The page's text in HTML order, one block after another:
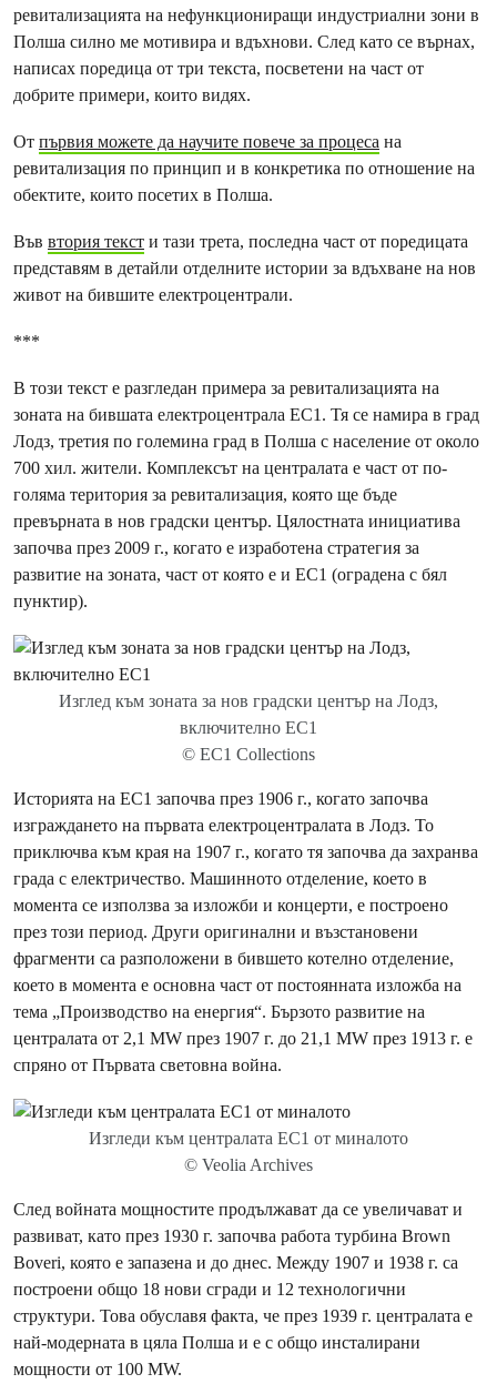
ревитализацията на нефункциониращи индустриални зони в
Полша силно ме мотивира и вдъхнови. След като се върнах,
написах поредица от три текста, посветени на част от
добрите примери, които видях.
От първия можете да научите повече за процеса на
ревитализация по принцип и в конкретика по отношение на
обектите, които посетих в Полша.
Във втория текст и тази трета, последна част от поредицата
представям в детайли отделните истории за вдъхване на нов
живот на бившите електроцентрали.
***
В този текст е разгледан примера за ревитализацията на
зоната на бившата електроцентрала ЕС1. Тя се намира в град
Лодз, третия по големина град в Полша с население от около
700 хил. жители. Комплексът на централата е част от по-
голяма територия за ревитализация, която ще бъде
превърната в нов градски център. Цялостната инициатива
започва през 2009 г., когато е изработена стратегия за
развитие на зоната, част от която е и EC1 (оградена с бял
пунктир).
Изглед към зоната за нов градски център на Лодз,
включително EC1
© EC1 Collections
Историята на EC1 започва през 1906 г., когато започва
изграждането на първата електроцентралата в Лодз. То
приключва към края на 1907 г., когато тя започва да захранва
града с електричество. Машинното отделение, което в
момента се използва за изложби и концерти, е построено
през този период. Други оригинални и възстановени
фрагменти са разположени в бившето котелно отделение,
което в момента е основна част от постоянната изложба на
тема „Производство на енергия“. Бързото развитие на
централата от 2,1 MW през 1907 г. до 21,1 MW през 1913 г. е
спряно от Първата световна война.
Изгледи към централата EC1 от миналото
© Veolia Archives
След войната мощностите продължават да се увеличават и
развиват, като през 1930 г. започва работа турбина Brown
Boveri, която е запазена и до днес. Между 1907 и 1938 г. са
построени общо 18 нови сгради и 12 технологични
структури. Това обуславя факта, че през 1939 г. централата е
най-модерната в цяла Полша и е с общо инсталирани
мощности от 100 MW.